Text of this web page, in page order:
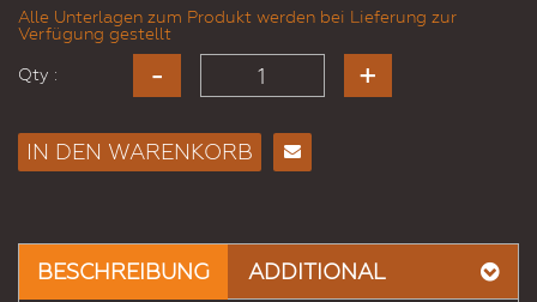
Alle Unterlagen zum Produkt werden bei Lieferung zur
Verfügung gestellt
Qty :
IN DEN WARENKORB
Freund
BESCHREIBUNG ADDITIONAL